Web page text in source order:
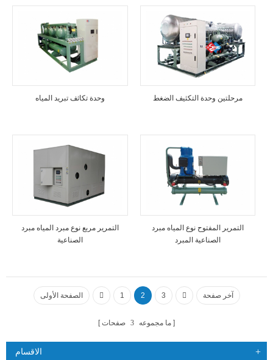
وحدة تكاثف تبريد المياه مرحلتين وحدة التكثيف الضغط
التمرير مربع نوع مبرد المياه مبرد
الصناعية
التمرير المفتوح نوع المياه مبرد
الصناعية المبرد
الصفحة الأولى 1 2 3 آخر صفحة
ما مجموعه 3 صفحات
الاقسام